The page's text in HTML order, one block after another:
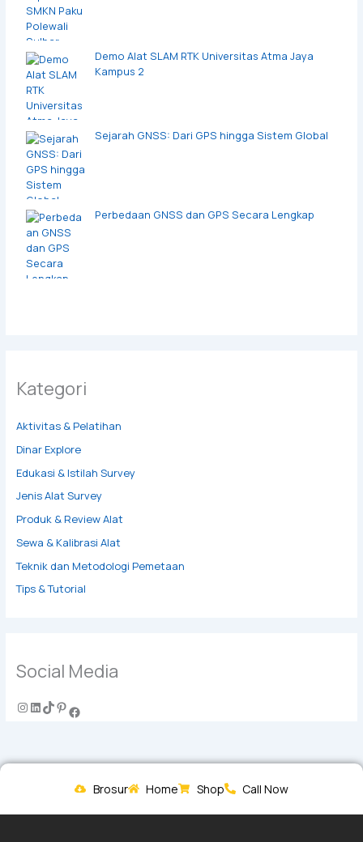
Demo Alat SLAM RTK Universitas Atma Jaya
Kampus 2
Sejarah GNSS: Dari GPS hingga Sistem Global
Perbedaan GNSS dan GPS Secara Lengkap
Kategori
Aktivitas & Pelatihan
Dinar Explore
Edukasi & Istilah Survey
Jenis Alat Survey
Produk & Review Alat
Sewa & Kalibrasi Alat
Teknik dan Metodologi Pemetaan
Tips & Tutorial
Social Media
Brosur Home Shop Call Now